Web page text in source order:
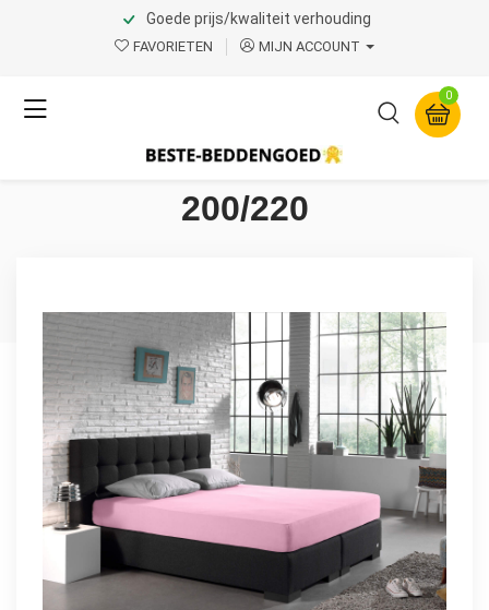
Goede prijs/kwaliteit verhouding
FAVORIETEN MIJN ACCOUNT
0
Home Product Page v.1
Dubbel Jersey 220 gr.
Hoeslaken Roze 140 x
200/220